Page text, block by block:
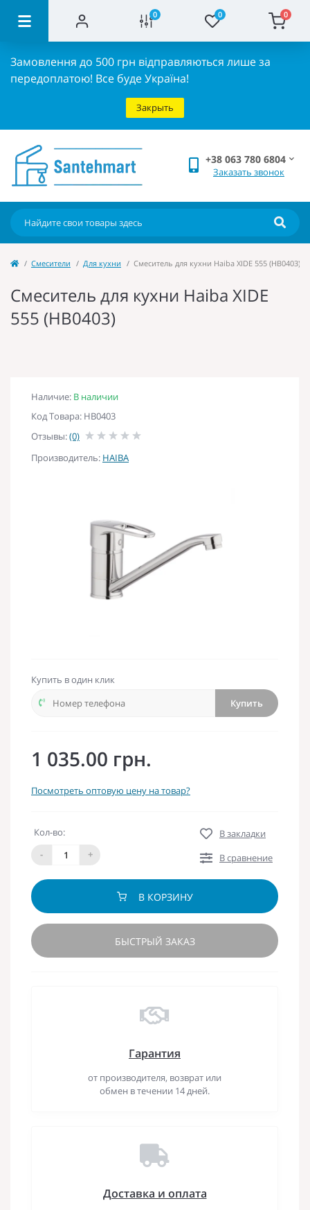
0 0 0
Замовлення до 500 грн відправляються лише за
передоплатою! Все буде Україна!
Закрыть
+38 063 780 6804
Заказать звонок
Cмесители Для кухни Смеситель для кухни Haiba XIDE 555 (HB0403)
Смеситель для кухни Haiba XIDE
555 (HB0403)
Наличие: В наличии
Код Товара: HB0403
Отзывы:(0)
Производитель: HAIBA
Купить в один клик
Купить
1 035.00 грн.
Посмотреть оптовую цену на товар?
Кол-во:
-
+
В закладки
В сравнение
В КОРЗИНУ
БЫСТРЫЙ ЗАКАЗ
Гарантия
от производителя, возврат или
обмен в течении 14 дней.
Доставка и оплата